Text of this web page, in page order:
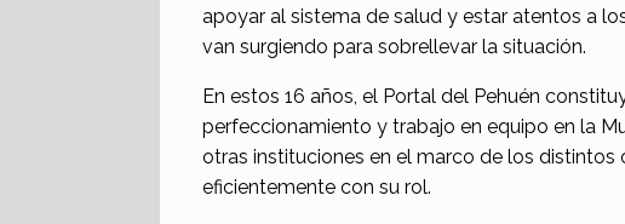
apoyar al sistema de salud y estar atentos a
van surgiendo para sobrellevar la situación.
En estos 16 años, el Portal del Pehuén
perfeccionamiento y trabajo en equipo en la
otras instituciones en el marco de los
eficientemente con su rol.